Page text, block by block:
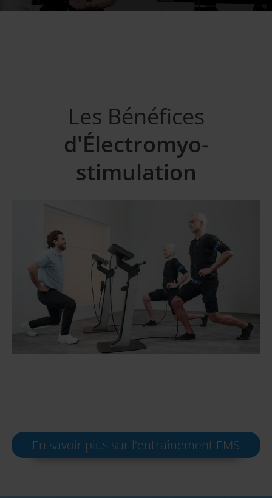
Les Bénéfices
d'Électromyo-
stimulation
En savoir plus sur l'entraînement EMS